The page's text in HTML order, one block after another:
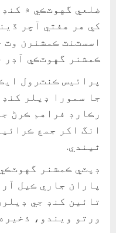
ضلعي گهوٽڪي ۾
کي هر هفتي آچر
اسسٽنٽ ڪمشنرن
ڪمشنر گهوٽڪي آڊر
جا سمورا ڊيلر
رڪارڊ فراهم ڪرڻ
انگ اکر جمع
ٿيندي.
ڊپٽي ڪمشنر
پاران جاري ڪيل
تائين کنڊ جي
ورتو ويندو،